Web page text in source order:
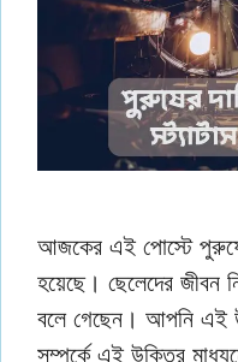
আজকের এই পোস্টে
হয়েছে। ছেলেদের জীবন
বলে গেছেন। আপনি এই
সম্পর্কে এই উক্তির